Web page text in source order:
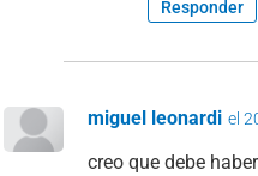
Responder
miguel leonardi el
creo que debe